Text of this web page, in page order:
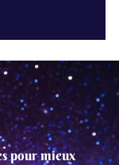
pour mieux